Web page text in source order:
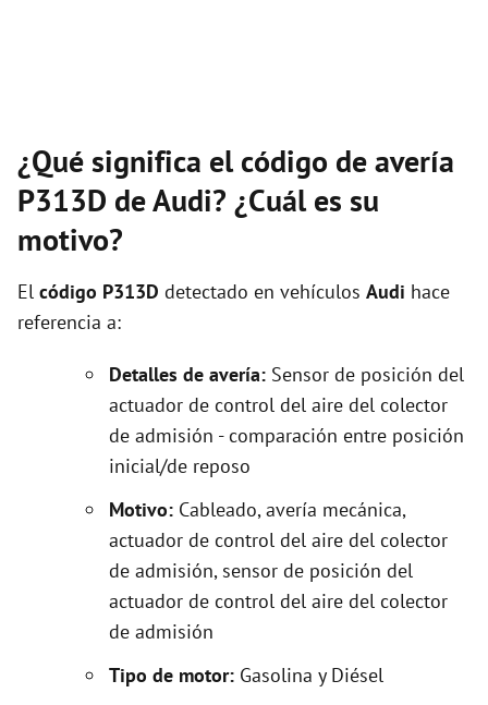
¿Qué significa el código de avería
P313D de Audi? ¿Cuál es su
motivo?
El código P313D detectado en vehículos Audi hace
referencia a:
Detalles de avería: Sensor de posición del
actuador de control del aire del colector
de admisión - comparación entre posición
inicial/de reposo
Motivo: Cableado, avería mecánica,
actuador de control del aire del colector
de admisión, sensor de posición del
actuador de control del aire del colector
de admisión
Tipo de motor: Gasolina y Diésel